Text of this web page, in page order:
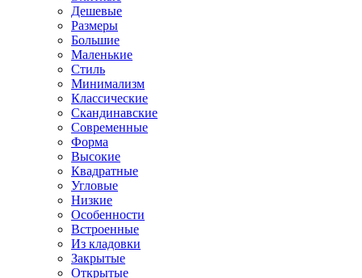
Дешевые
Размеры
Большие
Маленькие
Стиль
Минимализм
Классические
Скандинавские
Современные
Форма
Высокие
Квадратные
Угловые
Низкие
Особенности
Встроенные
Из кладовки
Закрытые
Открытые